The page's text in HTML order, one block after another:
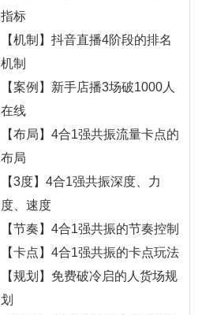
指标
【机制】抖音直播4阶段的排名
机制
【案例】新手店播3场破1000人
在线
【布局】4合1强共振流量卡点的
布局
【3度】4合1强共振深度、力
度、速度
【节奏】4合1强共振的节奏控制
【卡点】4合1强共振的卡点玩法
【规划】免费破冷启的人货场规
划